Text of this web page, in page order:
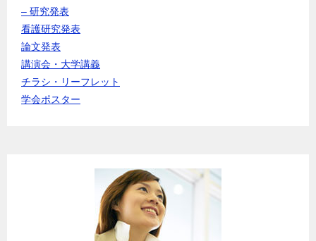
– 研究発表
看護研究発表
論文発表
講演会・大学講義
チラシ・リーフレット
学会ポスター